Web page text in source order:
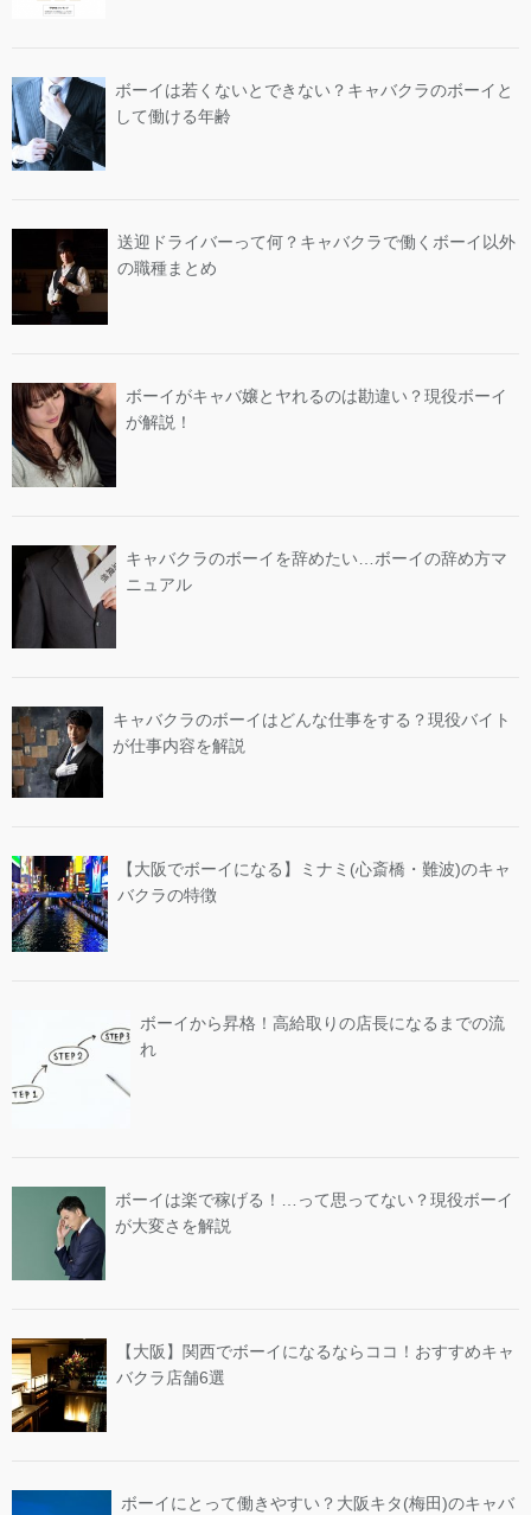
ボーイは若くないとできない？キャバクラのボーイと
して働ける年齢
送迎ドライバーって何？キャバクラで働くボーイ以外
の職種まとめ
ボーイがキャバ嬢とヤれるのは勘違い？現役ボーイ
が解説！
キャバクラのボーイを辞めたい…ボーイの辞め方マ
ニュアル
キャバクラのボーイはどんな仕事をする？現役バイト
が仕事内容を解説
【大阪でボーイになる】ミナミ(心斎橋・難波)のキャ
バクラの特徴
ボーイから昇格！高給取りの店長になるまでの流
れ
ボーイは楽で稼げる！…って思ってない？現役ボーイ
が大変さを解説
【大阪】関西でボーイになるならココ！おすすめキャ
バクラ店舗6選
ボーイにとって働きやすい？大阪キタ(梅田)のキャバ